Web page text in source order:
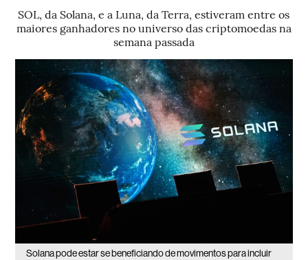
SOL, da Solana, e a Luna, da Terra, estiveram entre os
maiores ganhadores no universo das criptomoedas na
semana passada
Solana pode estar se beneficiando de movimentos para incluir